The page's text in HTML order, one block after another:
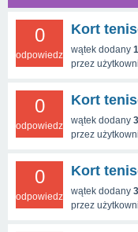
0
odpowiedzi
Kort
wątek dodany
przez
0
odpowiedzi
Kort
wątek dodany
przez
0
odpowiedzi
Kort
wątek dodany
przez